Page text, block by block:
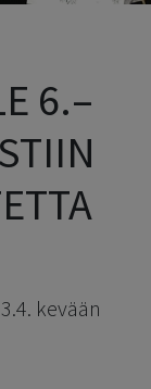
6.–
kevään